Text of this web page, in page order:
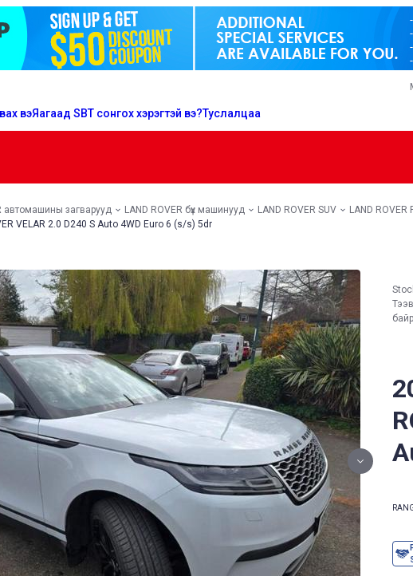
вэЯагаад SBT сонгох хэрэгтэй вэ?Туслалцаа
автомашины загварууд LAND ROVER бүх машинууд LAND ROVER SUV
LAND ROVER
VELAR 2.0 D240 S Auto 4WD Euro 6 (s/s) 5dr